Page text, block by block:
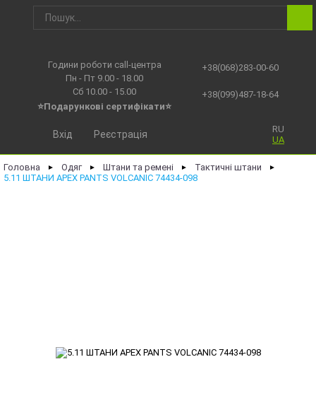
Години роботи call-центра
Пн - Пт 9.00 - 18.00
Сб 10.00 - 15.00
⭐Подарункові сертифікати⭐
+38(068)283-00-60
+38(099)487-18-64
RU
UA
Вхід Реєстрація
Головна ► Одяг ► Штани та ремені ► Тактичні штани ►
5.11 ШТАНИ APEX PANTS VOLCANIC 74434-098